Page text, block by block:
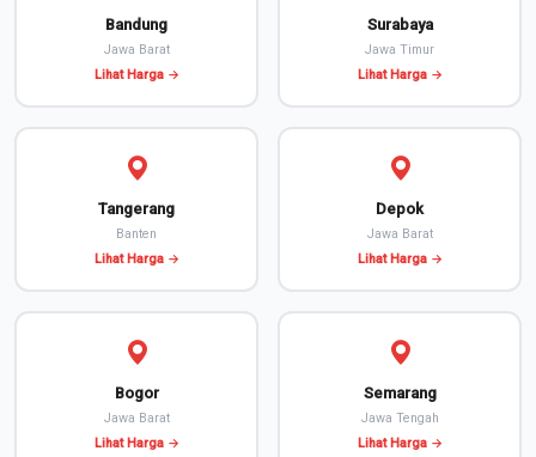
Bandung
Jawa Barat
Lihat Harga →
Surabaya
Jawa Timur
Lihat Harga →
Tangerang
Banten
Lihat Harga →
Depok
Jawa Barat
Lihat Harga →
Bogor
Jawa Barat
Lihat Harga →
Semarang
Jawa Tengah
Lihat Harga →